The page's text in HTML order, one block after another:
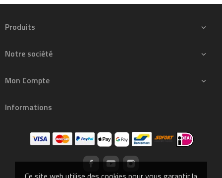
Produits 
Notre société 
Mon Compte 
Informations